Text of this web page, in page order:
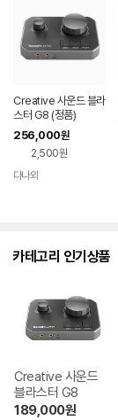
Creative 사운드 블라
스터 G8 (정품)
256,000원
2,500원
다나와
카테고리 인기상품
Creative 사운드
블라스터 G8
189,000원